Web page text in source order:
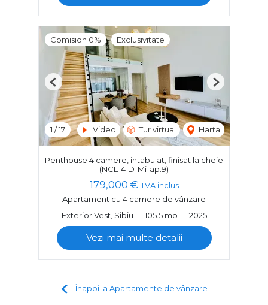
Comision 0% Exclusivitate
1 /17 Video Tur virtual Harta
Previous Next
Penthouse 4 camere, intabulat, finisat la cheie
(NCL-41D-Mi-ap.9)
179,000 € TVA inclus
Apartament cu 4 camere de vânzare
Exterior Vest, Sibiu
105.5 mp 2025
Vezi mai multe detalii
Înapoi la Apartamente de vânzare